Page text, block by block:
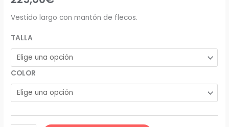
Vestido largo con mantón de flecos.
TALLA
COLOR